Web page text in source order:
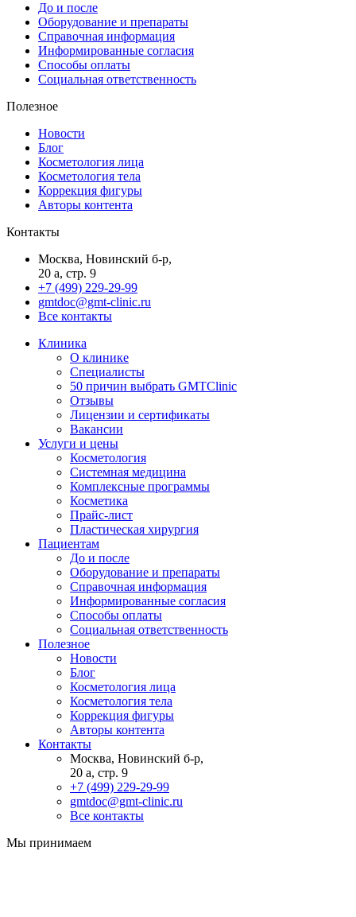
До и после
Оборудование и препараты
Справочная информация
Информированные согласия
Способы оплаты
Социальная ответственность
Полезное
Новости
Блог
Косметология лица
Косметология тела
Коррекция фигуры
Авторы контента
Контакты
Москва, Новинский б-р,
20 а, стр. 9
+7 (499) 229-29-99
gmtdoc@gmt-clinic.ru
Все контакты
Клиника
О клинике
Специалисты
50 причин выбрать GMTClinic
Отзывы
Лицензии и сертификаты
Вакансии
Услуги и цены
Косметология
Системная медицина
Комплексные программы
Косметика
Прайс-лист
Пластическая хирургия
Пациентам
До и после
Оборудование и препараты
Справочная информация
Информированные согласия
Способы оплаты
Социальная ответственность
Полезное
Новости
Блог
Косметология лица
Косметология тела
Коррекция фигуры
Авторы контента
Контакты
Москва, Новинский б-р,
20 а, стр. 9
+7 (499) 229-29-99
gmtdoc@gmt-clinic.ru
Все контакты
Мы принимаем